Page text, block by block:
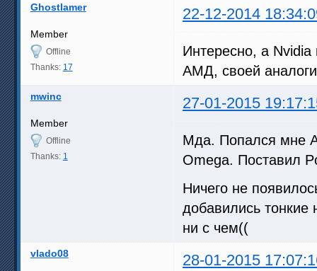
Ghostlamer 22-12-2014
Member
Offline
Thanks: 17
Интересно, а Nvidia
АМД, своей
mwinc 27-01-2015
Member
Offline
Thanks: 1
Мда. Попался мне
Omega. Поставил
Ничего не
добавились тонкие
ни с чем((
vlado08 28-01-2015